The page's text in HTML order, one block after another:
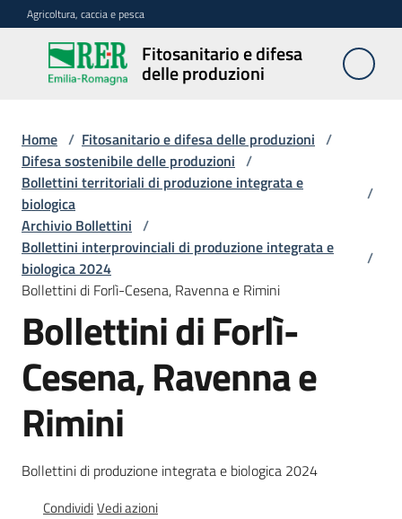
Vai al contenuto
Vai alla navigazione
Vai al footer
Agricoltura, caccia e pesca
Fitosanitario e difesa
delle produzioni
Fitosanitario
e difesa
produzioni
Avversità
delle
piante
Sorveglianza
Difesa
sostenibile
Home / Fitosanitario e difesa delle produzioni /
Difesa sostenibile delle produzioni /
Bollettini territoriali di produzione integrata e
biologica
/
Archivio Bollettini /
Bollettini interprovinciali di produzione integrata e
biologica 2024
/
Bollettini di Forlì-Cesena, Ravenna e Rimini
Bollettini di Forlì-
Cesena, Ravenna e
Rimini
Bollettini di produzione integrata e biologica 2024
CondividiVedi azioni